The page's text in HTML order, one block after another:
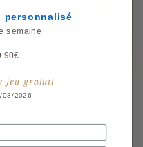
personnalisé
semaine
jeu gratuit
2026